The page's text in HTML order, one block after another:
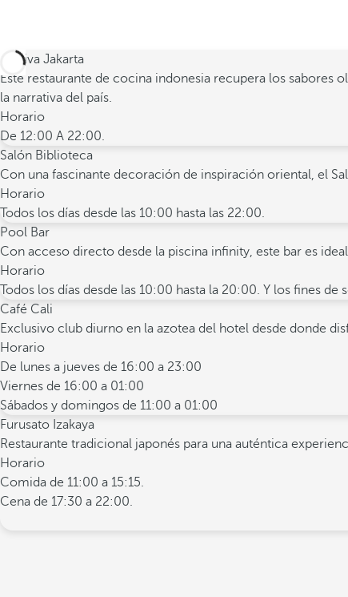
Sanjiva Jakarta
Este restaurante de cocina indonesia recupera los sabores
la narrativa del país.
Horario
De 12:00 A 22:00.
Salón Biblioteca
Con una fascinante decoración de inspiración oriental, el
Horario
Todos los días desde las 10:00 hasta las 22:00.
Pool Bar
Con acceso directo desde la piscina infinity, este bar es
Horario
Todos los días desde las 10:00 hasta la 20:00. Y los fines de
Café Cali
Exclusivo club diurno en la azotea del hotel desde donde
Horario
De lunes a jueves de 16:00 a 23:00
Viernes de 16:00 a 01:00
Sábados y domingos de 11:00 a 01:00
Furusato Izakaya
Restaurante tradicional japonés para una auténtica
Horario
Comida de 11:00 a 15:15.
Cena de 17:30 a 22:00.